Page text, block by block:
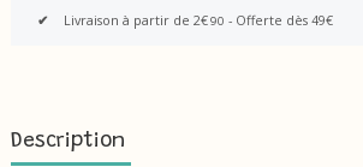
✔ Livraison à partir de 2€90 - Offerte dès 49€
Description